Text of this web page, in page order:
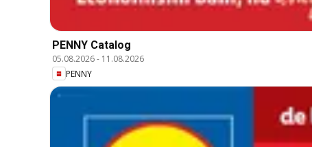
PENNY Catalog
05.08.2026- 11.08.2026
PENNY